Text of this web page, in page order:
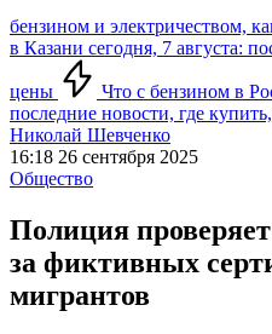
бензином и электричеством,
в Казани сегодня, 7 августа:
цены
Что с бензином в
последние новости, где
Николай Шевченко
16:18 26 сентября 2025
Общество
Полиция
за фиктивных
мигрантов